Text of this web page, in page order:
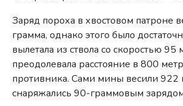
Заряд пороха в хвостовом патроне
грамма, однако этого было
вылетала из ствола со скоростью 95
преодолевала расстояние в 800
противника. Сами мины весили 922
снаряжались 90-граммовым